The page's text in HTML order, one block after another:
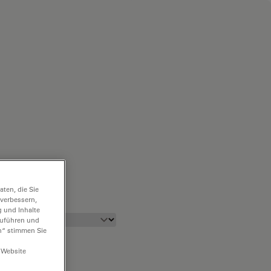
die Sie
und Inhalte
und
stimmen Sie